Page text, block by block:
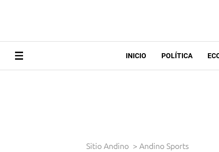
INICIO POLÍTICA
Sitio Andino > Andino Sports